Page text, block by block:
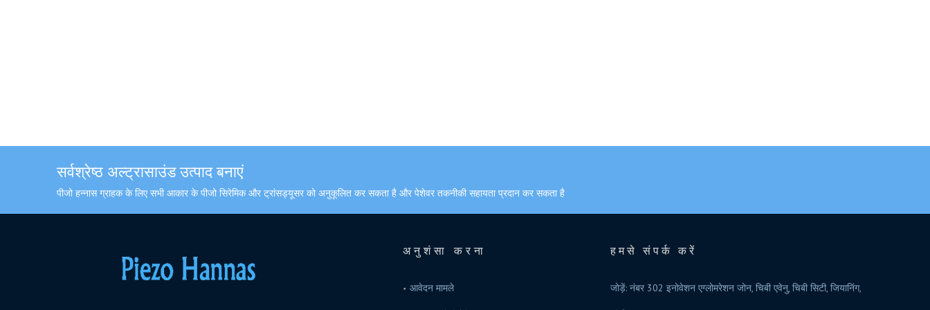
सर्वश्रेष्ठ अल्ट्रासाउंड उत्पाद बनाएं
पीजो हन्नास ग्राहक के लिए सभी आकार के पीजो सिरेमिक और ट्रांसड्यूसर को अनुकूलित कर सकता है और पेशेवर तकनीकी सहायता प्रदान कर सकता है
अनुशंसा करना
आवेदन मामले
हमसे संपर्क करें
जोड़ें: नंबर 302 इनोवेशन एग्लोमरेशन जोन, चिबी एवेनु, चिबी सिटी, जियानिंग,